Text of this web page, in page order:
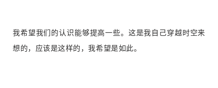
我希望我们的认识能够提高一些。这是我自己穿越时空来
想的，应该是这样的，我希望是如此。